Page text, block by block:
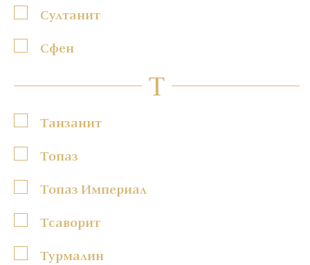
Султанит
Сфен
Т
Танзанит
Топаз
Топаз Империал
Тсаворит
Турмалин